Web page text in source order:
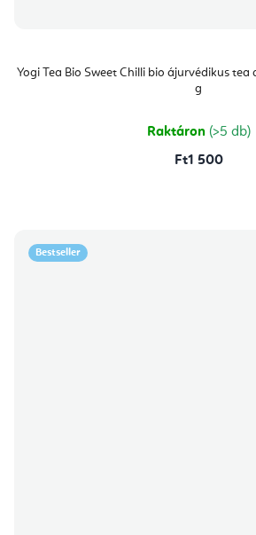
Yogi Tea Bio Sweet Chilli bio ájurvédikus tea
g
Raktáron (>5 db)
Ft1 500
Bestseller